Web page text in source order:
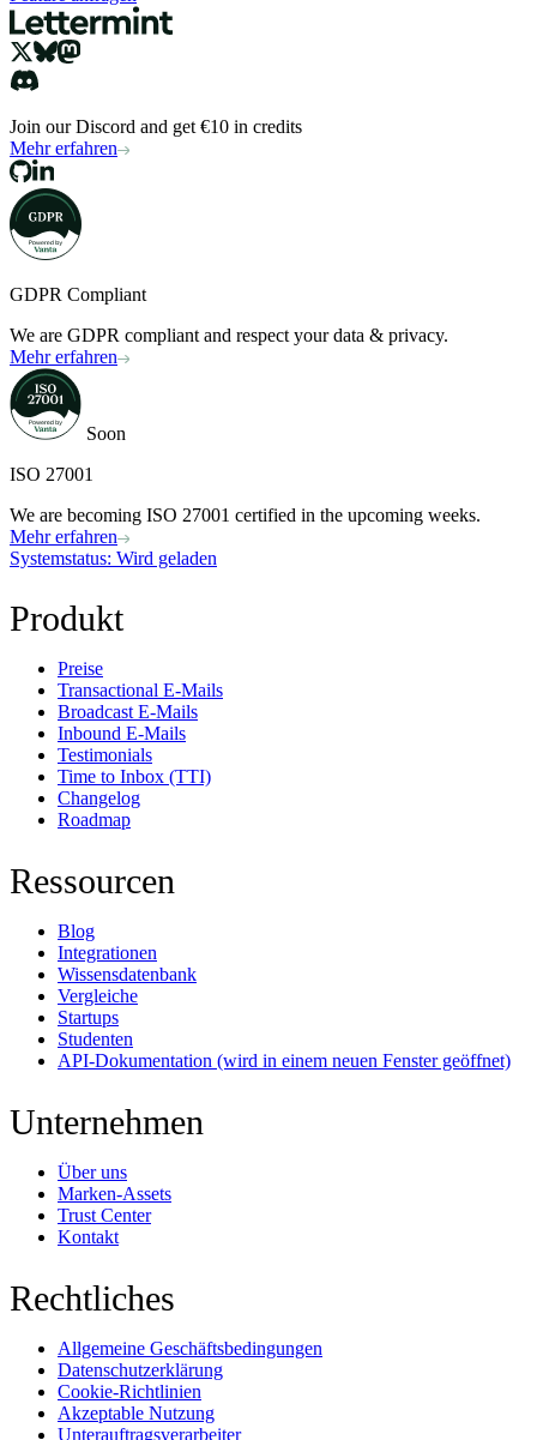
Join our Discord and get €10 in credits
Mehr erfahren
GDPR Compliant
We are GDPR compliant and respect your data & privacy.
Mehr erfahren
Soon
ISO 27001
We are becoming ISO 27001 certified in the upcoming weeks.
Mehr erfahren
Systemstatus: Wird geladen
Produkt
Preise
Transactional E-Mails
Broadcast E-Mails
Inbound E-Mails
Testimonials
Time to Inbox (TTI)
Changelog
Roadmap
Ressourcen
Blog
Integrationen
Wissensdatenbank
Vergleiche
Startups
Studenten
API-Dokumentation (wird in einem neuen Fenster geöffnet)
Unternehmen
Über uns
Marken-Assets
Trust Center
Kontakt
Rechtliches
Allgemeine Geschäftsbedingungen
Datenschutzerklärung
Cookie-Richtlinien
Akzeptable Nutzung
Unterauftragsverarbeiter